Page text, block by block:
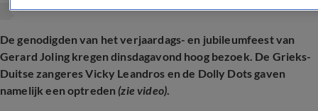
De genodigden van het verjaardags- en jubileumfeest van
Gerard Joling kregen dinsdagavond hoog bezoek. De Grieks-
Duitse zangeres Vicky Leandros en de Dolly Dots gaven
namelijk een optreden(zie video).